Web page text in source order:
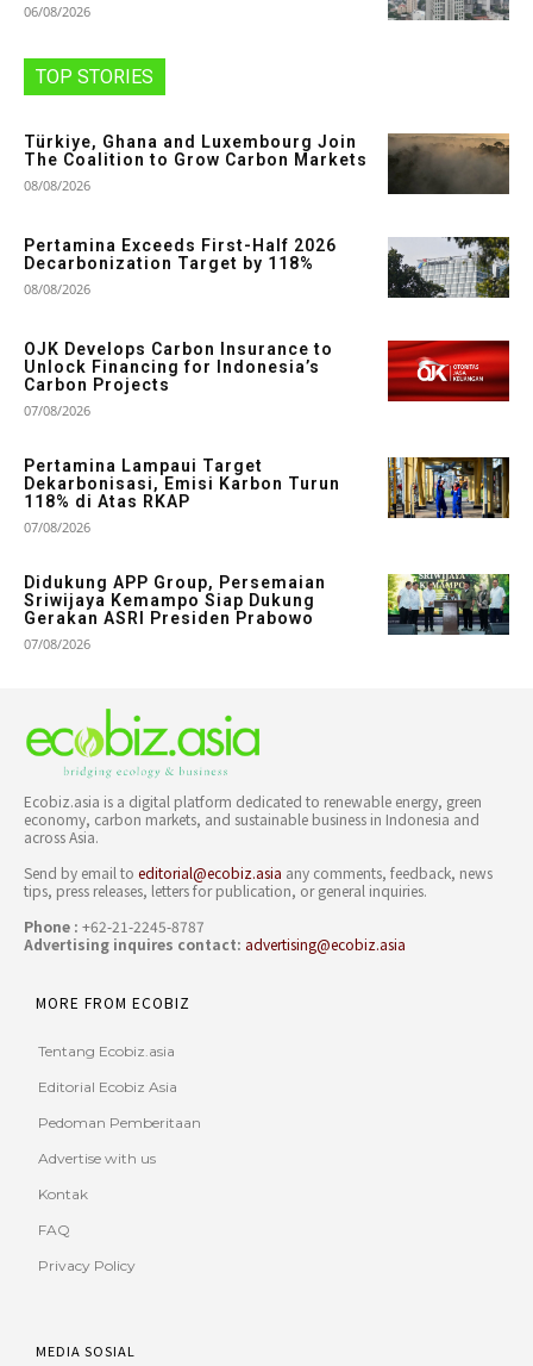
06/08/2026
TOP STORIES
Türkiye, Ghana and Luxembourg Join
The Coalition to Grow Carbon Markets
08/08/2026
Pertamina Exceeds First-Half 2026
Decarbonization Target by 118%
08/08/2026
OJK Develops Carbon Insurance to
Unlock Financing for Indonesia’s
Carbon Projects
07/08/2026
Pertamina Lampaui Target
Dekarbonisasi, Emisi Karbon Turun
118% di Atas RKAP
07/08/2026
Didukung APP Group, Persemaian
Sriwijaya Kemampo Siap Dukung
Gerakan ASRI Presiden Prabowo
07/08/2026
Ecobiz.asia is a digital platform dedicated to renewable energy, green
economy, carbon markets, and sustainable business in Indonesia and
across Asia.
Send by email to editorial@ecobiz.asia any comments, feedback, news
tips, press releases, letters for publication, or general inquiries.
Phone : +62-21-2245-8787
Advertising inquires contact: advertising@ecobiz.asia
MORE FROM ECOBIZ
Tentang Ecobiz.asia
Editorial Ecobiz Asia
Pedoman Pemberitaan
Advertise with us
Kontak
FAQ
Privacy Policy
MEDIA SOSIAL